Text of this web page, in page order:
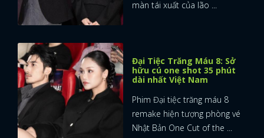
FACEBOOK
màn tái xuất của lão ...
Đại Tiệc Trăng Máu 8: Sở
hữu cú one shot 35 phút
dài nhất Việt Nam
Phim Đại tiệc trăng máu 8
remake hiện tượng phòng vé
Nhật Bản One Cut of the ...